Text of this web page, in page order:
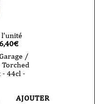
l'unité
6,40€
/
- 44cl -
AJOUTER